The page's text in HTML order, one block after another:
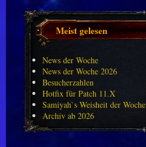
Meist gelesen
News der Woche
News der Woche 2026
Besucherzahlen
Hotfix für Patch 11.X
Samiyah`s Weisheit der Woche
Archiv ab 2026